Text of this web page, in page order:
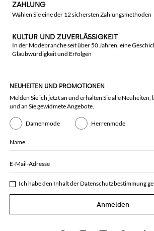
ZAHLUNG
Wählen Sie eine der 12 sichersten Zahlungsmethoden
KULTUR UND ZUVERLÄSSIGKEIT
In der Modebranche seit über 50 Jahren, eine
Glaubwürdigkeit und Erfolgen
NEUHEITEN UND PROMOTIONEN
Melden Sie ich jetzt an und erhalten Sie alle
und an Sie gewidmete Angebote.
Damenmode Herrenmode
Name
E-Mail-Adresse
Ich habe den Inhalt der Datenschutzbestimmung
Anmelden